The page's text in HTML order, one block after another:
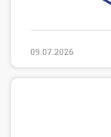
09.07.2026